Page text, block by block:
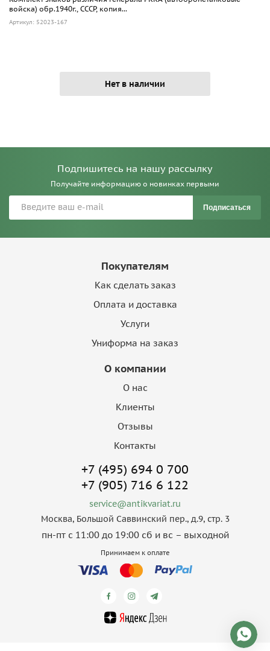
войска) обр.1940г., СССР, копия...
Артикул: 52023-167
Нет в наличии
Подпишитесь на нашу рассылку
Получайте информацию о новинках первыми
Подписаться
Покупателям
Как сделать заказ
Оплата и доставка
Услуги
Униформа на заказ
О компании
О нас
Клиенты
Отзывы
Контакты
+7 (495) 694 0 700
+7 (905) 716 6 122
service@antikvariat.ru
Москва, Большой Саввинский пер., д.9, стр. 3
пн-пт с 11:00 до 19:00 сб и вс – выходной
Принимаем к оплате